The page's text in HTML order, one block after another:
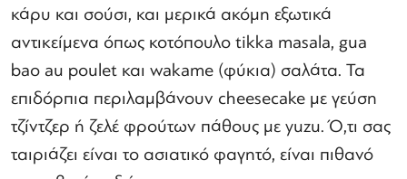
κάρυ και σούσι, και μερικά ακόμη εξωτικά
αντικείμενα όπως κοτόπουλο tikka masala, gua
bao au poulet και wakame (φύκια) σαλάτα. Τα
επιδόρπια περιλαμβάνουν cheesecake με γεύση
τζίντζερ ή ζελέ φρούτων πάθους με yuzu. Ό,τι σας
ταιριάζει είναι το ασιατικό φαγητό, είναι πιθανό